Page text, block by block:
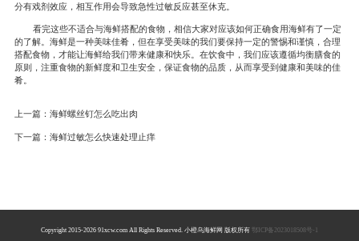
分有戏剂效应，相互作用会导致急性过敏反应甚至休克。
看完这些不适合与海鲜搭配的食物，相信大家对应该如何正确食用海鲜有了一定
的了解。海鲜是一种美味佳肴，但在享受美味的我们要保持一定的警惕和谨慎，合理
搭配食物，才能让海鲜给我们带来健康和快乐。在饮食中，我们应该遵循均衡膳食的
原则，注重食物的新鲜度和卫生安全，保证食物的品质，从而享受到健康和美味的佳
肴。
上一篇： 海鲜螺丝钉怎么吃出肉
下一篇： 海鲜过敏怎么快速处理止痒
Copyright 2015-2026 91xcw.com All Rights Reserved. 小橙乌海鲜网 版权所有 鄂ICP备2023018508号-1